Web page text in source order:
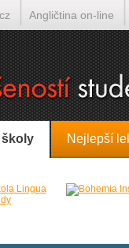
Nejlepší
Angličtina on-line